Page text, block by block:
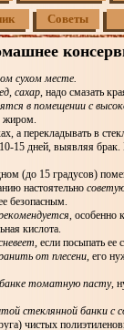
Советы
сухом месте.
сахар, надо смазать
в помещении с
жиром.
а перекладывать в
15 дней, выявляя брак.
(до 15 градусов)
настоятельно
безопасным.
, особенно
кислота.
, если посыпать ее
от плесени, его
томатную пасту,
стеклянной банки с
чистых